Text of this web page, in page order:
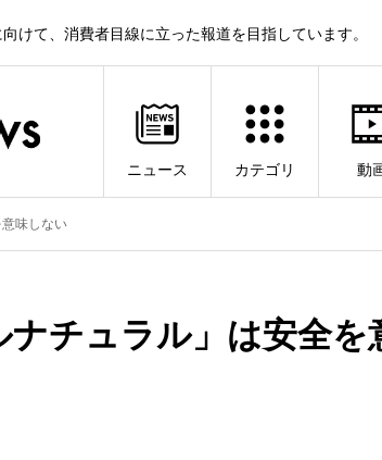
けて、消費者目線に立った報道を目指しています。
ニュース カテゴリ 動
味しない
チュラル」は安全を